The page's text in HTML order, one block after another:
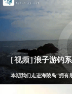
[船、矶]
[视频]浪子游钓
本期我们走进海陵岛“拥有